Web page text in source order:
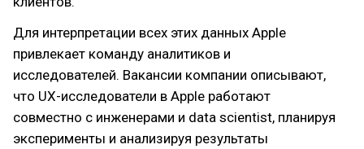
Для интерпретации всех этих данных Apple
привлекает команду аналитиков и
исследователей. Вакансии компании описывают,
что UX-исследователи в Apple работают
совместно с инженерами и data scientist, планируя
эксперименты и анализируя результаты